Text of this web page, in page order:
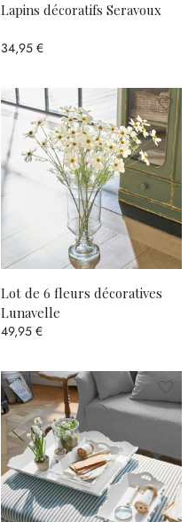
Lapins décoratifs Seravoux
34,95 €
Lot de 6 fleurs décoratives
Lunavelle
49,95 €